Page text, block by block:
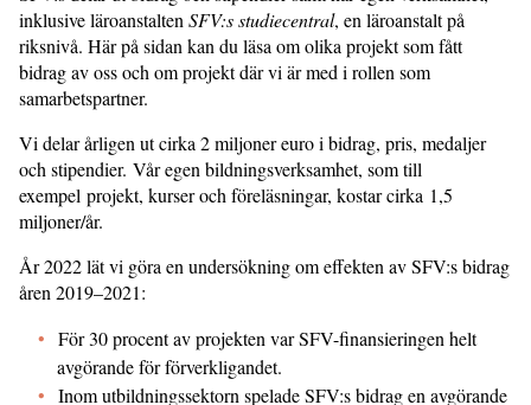
inklusive läroanstalten SFV:s studiecentral, en läroanstalt på
riksnivå. Här på sidan kan du läsa om olika projekt som fått
bidrag av oss och om projekt där vi är med i rollen som
samarbetspartner.
Vi delar årligen ut cirka 2 miljoner euro i bidrag, pris, medaljer
och stipendier. Vår egen bildningsverksamhet, som till
exempel projekt, kurser och föreläsningar, kostar cirka 1,5
miljoner/år.
År 2022 lät vi göra en undersökning om effekten av SFV:s bidrag
åren 2019–2021:
För 30 procent av projekten var SFV-finansieringen helt
avgörande för förverkligandet.
Inom utbildningssektorn spelade SFV:s bidrag en avgörande